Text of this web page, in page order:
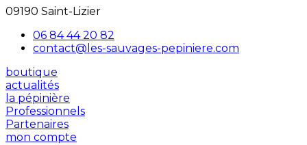
09190 Saint-Lizier
06 84 44 20 82
contact@les-sauvages-pepiniere.com
boutique
actualités
la pépinière
Professionnels
Partenaires
mon compte